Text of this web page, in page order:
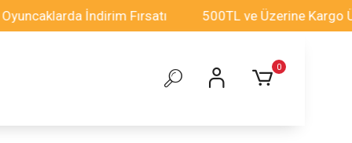
İndirim Fırsatı 500TL ve Üzerine Kargo
0